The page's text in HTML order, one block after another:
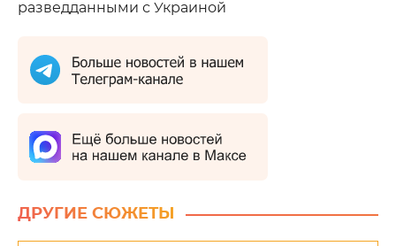
разведданными с Украиной
ДРУГИЕ СЮЖЕТЫ